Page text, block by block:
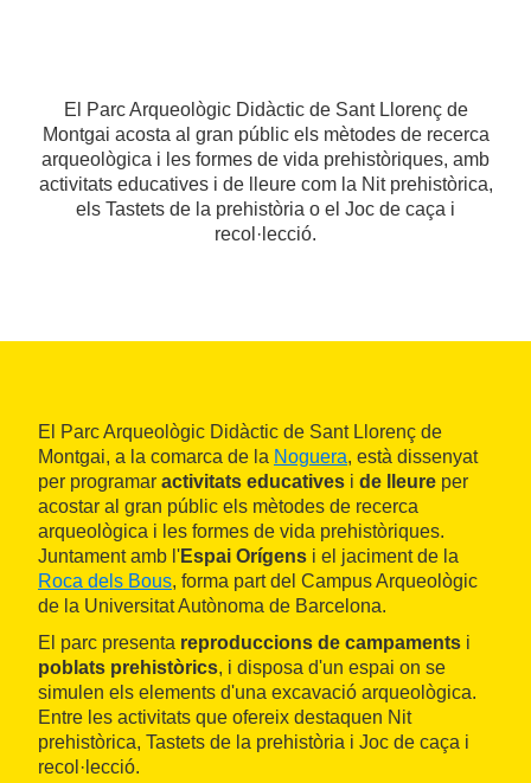
El Parc Arqueològic Didàctic de Sant Llorenç de
Montgai acosta al gran públic els mètodes de recerca
arqueològica i les formes de vida prehistòriques, amb
activitats educatives i de lleure com la Nit prehistòrica,
els Tastets de la prehistòria o el Joc de caça i
recol·lecció.
El Parc Arqueològic Didàctic de Sant Llorenç de
Montgai, a la comarca de la Noguera, està dissenyat
per programar activitats educatives i de lleure per
acostar al gran públic els mètodes de recerca
arqueològica i les formes de vida prehistòriques.
Juntament amb l'Espai Orígens i el jaciment de la
Roca dels Bous, forma part del Campus Arqueològic
de la Universitat Autònoma de Barcelona.
El parc presenta reproduccions de campaments i
poblats prehistòrics, i disposa d'un espai on se
simulen els elements d'una excavació arqueològica.
Entre les activitats que ofereix destaquen Nit
prehistòrica, Tastets de la prehistòria i Joc de caça i
recol·lecció.